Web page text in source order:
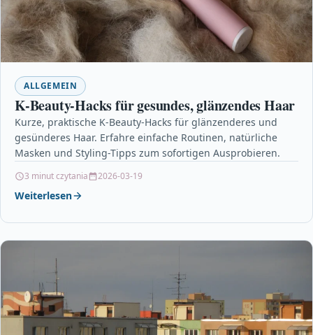
ALLGEMEIN
K-Beauty-Hacks für gesundes, glänzendes Haar
Kurze, praktische K-Beauty-Hacks für glänzenderes und
gesünderes Haar. Erfahre einfache Routinen, natürliche
Masken und Styling-Tipps zum sofortigen Ausprobieren.
3 minut czytania 2026-03-19
Weiterlesen